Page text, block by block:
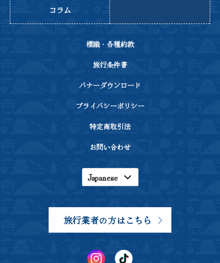
コラム
標識・各種約款
旅行条件書
バナーダウンロード
プライバシーポリシー
特定商取引法
お問い合わせ
Japanese
Chinese
旅行業者の方はこちら